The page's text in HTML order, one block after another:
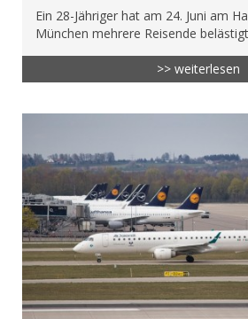
Ein 28-Jähriger hat am 24. Juni am
München mehrere Reisende
>> weiterlesen